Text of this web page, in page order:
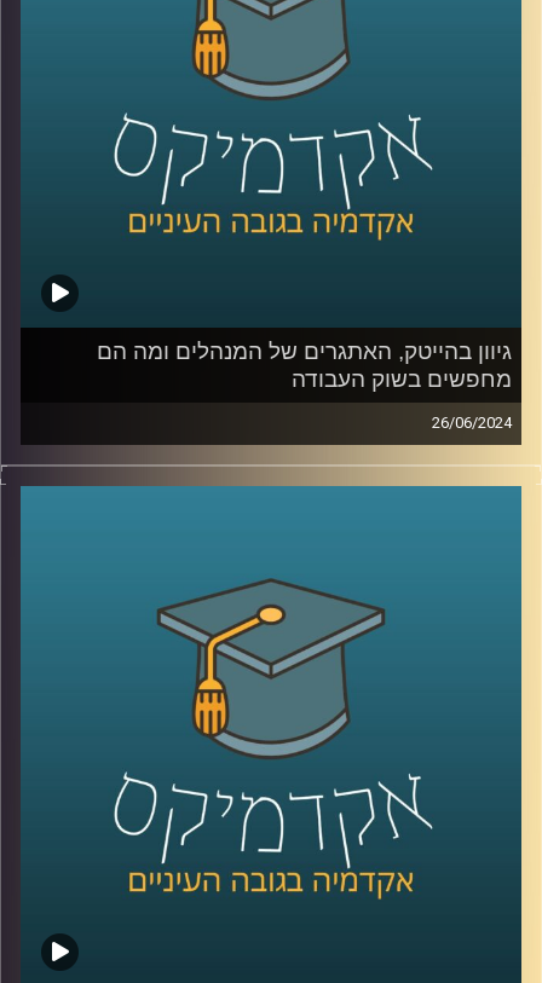
החשמליות, שככל הנראה היה גדל אפילו יותר השנה הסוללות
הן הרכיב היקר ביותר ברכבים חשמליים, וכולם מנסים לייצר
סוללות מהירות בעלות נמוכה יותר שיוכלו להוריד את מחיר
כדי להבין מה קורה בשוק הזה, אילו חידושים יש ומה האתגרים
הצטרפה אלינו היום ד"ר מיכל וקרט וולקין, משקיעה, ד״ר
בפיזיקה וחומרים, חברת דירקטוריון בחברות ציבוריות
קרדיט תמונות:AudioVersity
גיוון בהייטק, האתגרים של המנהלים ומה הם
מחפשים בשוק העבודה
26/06/2024
בימים כה קשים של חוסר ודאות יש צורך במנהיגות עסקית,
חברתית וציבורית חזקה וגם צורך בגיוון משמעותי בין היתר
אז כחלק מהמאמצים לספק הזדמנות שווה לתושבי העוטף
להשתלב בהייטק ולחזק את הדרום בתקופה הזו ולמרות
שהענף מתמודד עם ירידה בגיוסי ההון, בית הספר להייטק של
גוגל ואוניברסיטת רייכמן, בשיתוף עם אמדוקס ישראל ועיריית
שדרות, השיקו בימים אלו שלוחה של בית הספר להייטק
הכשרת מנהלים ובית הספר להייטק של Google ואוניברסיטת